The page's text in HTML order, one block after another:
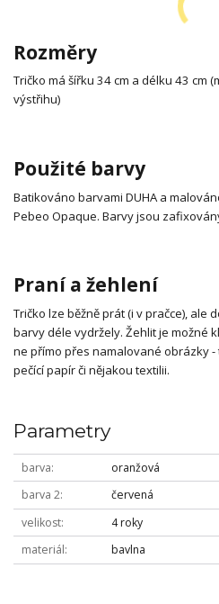
Rozměry
Tričko má šířku 34 cm a délku 43 cm
výstřihu)
Použité barvy
Batikováno barvami DUHA a
Pebeo Opaque. Barvy jsou
Praní a žehlení
Tričko lze běžně prát (i v pračce), ale
barvy déle vydržely. Žehlit je možné
ne přímo přes namalované obrázky
pečící papír či nějakou textilii.
Parametry
barva
oranžová
barva 2
červená
velikost
4 roky
materiál
bavlna